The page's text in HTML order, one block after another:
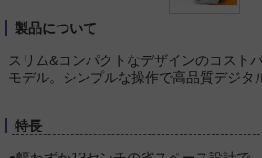
製品について
スリム&コンパクトなデザインのコスト
モデル。シンプルな操作で高品質デジタ
特長